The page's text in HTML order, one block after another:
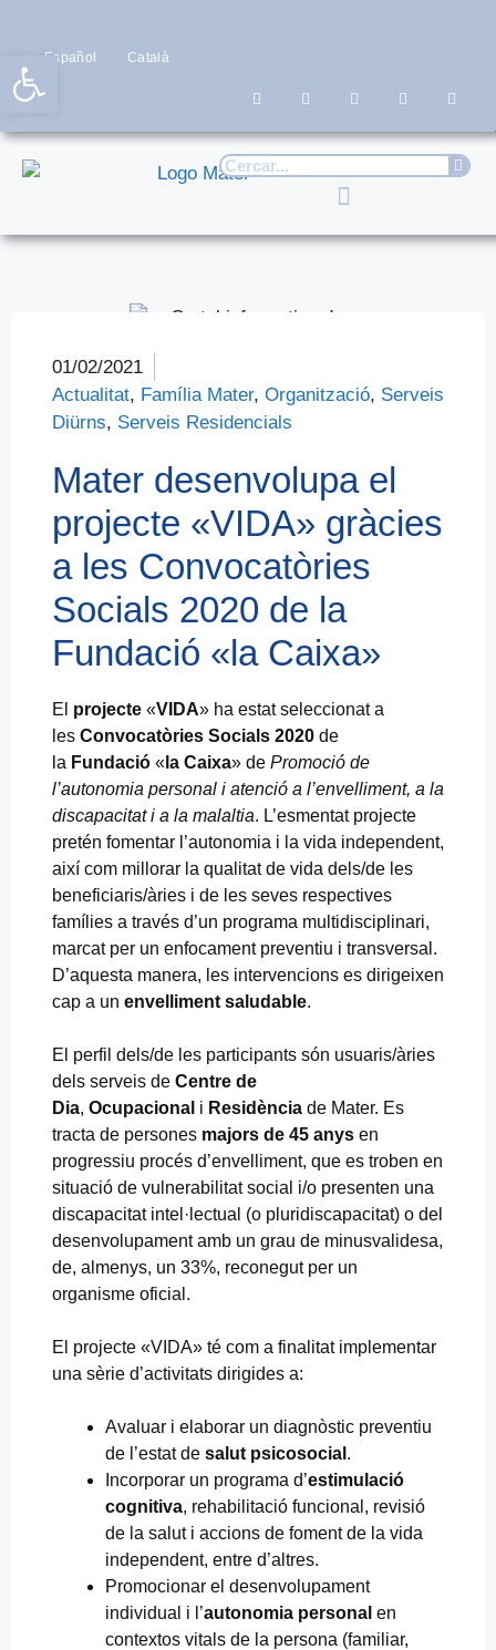
Español Català
01/02/2021
Actualitat, Família Mater, Organització, Serveis
Diürns, Serveis Residencials
Mater desenvolupa el
projecte «VIDA» gràcies
a les Convocatòries
Socials 2020 de la
Fundació «la Caixa»
El projecte «VIDA» ha estat seleccionat a
les Convocatòries Socials 2020 de
la Fundació « la Caixa» de Promoció de
l’autonomia personal i atenció a l’envelliment, a la
discapacitat i a la malaltia. L’esmentat projecte
pretén fomentar l’autonomia i la vida independent,
així com millorar la qualitat de vida dels/de les
beneficiaris/àries i de les seves respectives
famílies a través d’un programa multidisciplinari,
marcat per un enfocament preventiu i transversal.
D’aquesta manera, les intervencions es dirigeixen
cap a un envelliment saludable.
El perfil dels/de les participants són usuaris/àries
dels serveis de Centre de
Dia, Ocupacional i Residència de Mater. Es
tracta de persones majors de 45 anys en
progressiu procés d’envelliment, que es troben en
situació de vulnerabilitat social i/o presenten una
discapacitat intel·lectual (o pluridiscapacitat) o del
desenvolupament amb un grau de minusvalidesa,
de, almenys, un 33%, reconegut per un
organisme oficial.
El projecte «VIDA» té com a finalitat implementar
una sèrie d’activitats dirigides a:
Avaluar i elaborar un diagnòstic preventiu
de l’estat de salut psicosocial .
Incorporar un programa d’estimulació
cognitiva, rehabilitació funcional, revisió
de la salut i accions de foment de la vida
independent, entre d’altres.
Promocionar el desenvolupament
individual i l’autonomia personal en
contextos vitals de la persona (familiar,
Obre la barra d'eines